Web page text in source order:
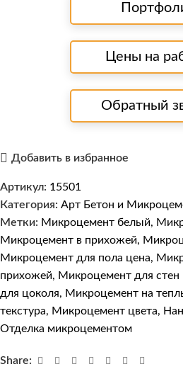
Цены на
Обратный
Добавить в избранное
Артикул: 15501
Категория: Арт Бетон и
Метки: Микроцемент белый,
Микроцемент в прихожей,
Микроцемент для пола цена,
прихожей, Микроцемент для стен
для цоколя, Микроцемент на
текстура, Микроцемент цвета,
Отделка микроцементом
Share: